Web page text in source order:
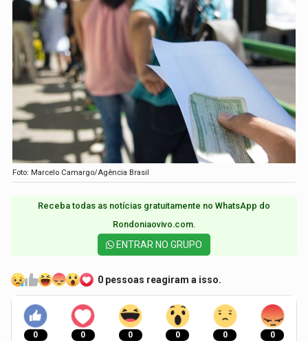
Foto: Marcelo Camargo/Agência Brasil
Receba todas as notícias gratuitamente no WhatsApp do
Rondoniaovivo.com.​
ENTRAR NO GRUPO
0 pessoas reagiram a isso.
0 0 0 0 0 0